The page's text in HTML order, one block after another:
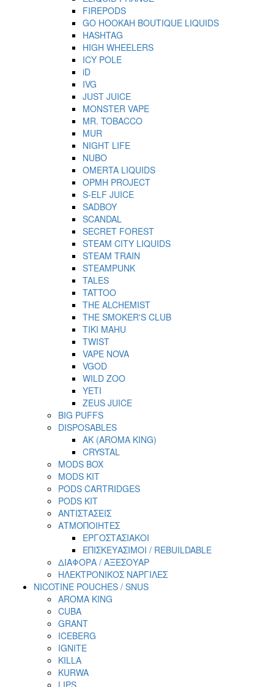
FIREPODS
GO HOOKAH BOUTIQUE LIQUIDS
HASHTAG
HIGH WHEELERS
ICY POLE
iD
IVG
JUST JUICE
MONSTER VAPE
MR. TOBACCO
MUR
NIGHT LIFE
NUBO
OMERTA LIQUIDS
OPMH PROJECT
S-ELF JUICE
SADBOY
SCANDAL
SECRET FOREST
STEAM CITY LIQUIDS
STEAM TRAIN
STEAMPUNK
TALES
TATTOO
THE ALCHEMIST
THE SMOKER'S CLUB
TIKI MAHU
TWIST
VAPE NOVA
VGOD
WILD ZOO
YETI
ZEUS JUICE
BIG PUFFS
DISPOSABLES
AK (AROMA KING)
CRYSTAL
MODS BOX
MODS KIT
PODS CARTRIDGES
PODS KIT
ΑΝΤΙΣΤΑΣΕΙΣ
ΑΤΜΟΠΟΙΗΤΕΣ
ΕΡΓΟΣΤΑΣΙΑΚΟΙ
ΕΠΙΣΚΕΥΑΣΙΜΟΙ / REBUILDABLE
ΔΙΑΦΟΡΑ / ΑΞΕΣΟΥΑΡ
ΗΛΕΚΤΡΟΝΙΚΟΣ ΝΑΡΓΙΛΕΣ
NICOTINE POUCHES / SNUS
AROMA KING
CUBA
GRANT
ICEBERG
IGNITE
KILLA
KURWA
LIPS